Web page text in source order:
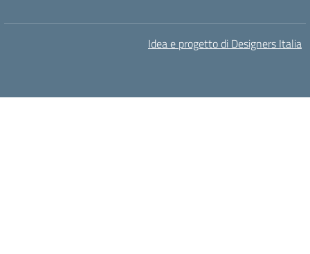
Idea e progetto di Designers Italia